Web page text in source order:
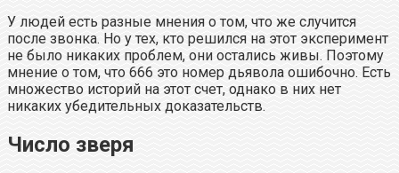
У людей есть разные мнения о том, что же случится
после звонка. Но у тех, кто решился на этот эксперимент
не было никаких проблем, они остались живы. Поэтому
мнение о том, что 666 это номер дьявола ошибочно. Есть
множество историй на этот счет, однако в них нет
никаких убедительных доказательств.
Число зверя